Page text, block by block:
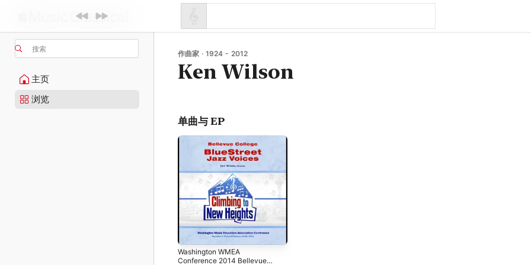
搜索
主页
浏览
作曲家 · 1924 - 2012
Ken Wilson
单曲与 EP
Washington WMEA
Conference 2014 Bellevue